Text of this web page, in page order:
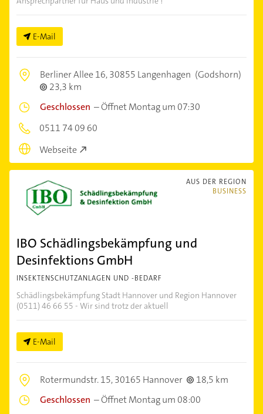
E-Mail
Berliner Allee 16,30855 Langenhagen (Godshorn)
23,3 km
Geschlossen –Öffnet Montag um 07:30
0511 74 09 60
Webseite
AUS DER REGION
BUSINESS
IBO Schädlingsbekämpfung und
Desinfektions GmbH
INSEKTENSCHUTZANLAGEN UND -BEDARF
Schädlingsbekämpfung Stadt Hannover und Region Hannover
(0511) 46 66 55 - Wir sind trotz der aktuell
E-Mail
Rotermundstr. 15,30165 Hannover
18,5 km
Geschlossen –Öffnet Montag um 08:00